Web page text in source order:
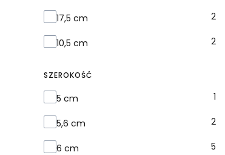
17,5 cm 2
10,5 cm 2
SZEROKOŚĆ
Szerokość
5 cm 1
5,6 cm 2
6 cm 5